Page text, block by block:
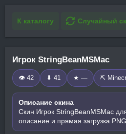
К каталогу Случайный
Игрок StringBeanMSMac
👁 42 ⬇ 41 ★ — ⛏️
Описание скина
Скин Игрок StringBeanMSMac
описание и прямая загрузка PNG.